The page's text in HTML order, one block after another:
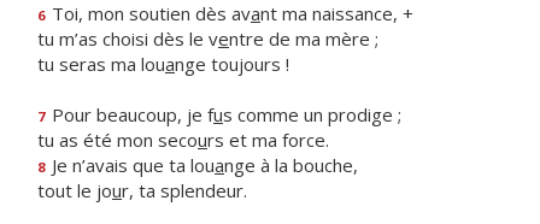
6 Toi, mon soutien dès avant ma naissance, +
tu m’as choisi dès le ventre de ma mère ;
tu seras ma louange toujours !
7 Pour beaucoup, je fus comme un prodige ;
tu as été mon secours et ma force.
8 Je n’avais que ta louange à la bouche,
tout le jour, ta splendeur.